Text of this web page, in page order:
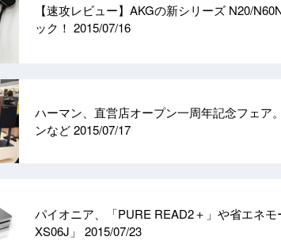
【速攻レビュー】AKGの新シリーズ N20/
ック！ 2015/07/16
ハーマン、直営店オープン一周年記念フェア
ンなど2015/07/17
パイオニア、「PURE READ2＋」や省エネ
XS06J」 2015/07/23